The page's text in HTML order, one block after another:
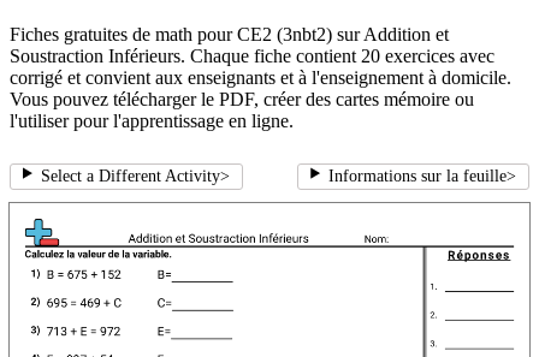
Fiches gratuites de math pour CE2 (3nbt2) sur Addition et
Soustraction Inférieurs. Chaque fiche contient 20 exercices avec
corrigé et convient aux enseignants et à l'enseignement à domicile.
Vous pouvez télécharger le PDF, créer des cartes mémoire ou
l'utiliser pour l'apprentissage en ligne.
Select a Different Activity> Informations sur la feuille>